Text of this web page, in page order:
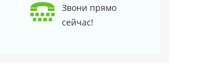
Звони прямо
сейчас!